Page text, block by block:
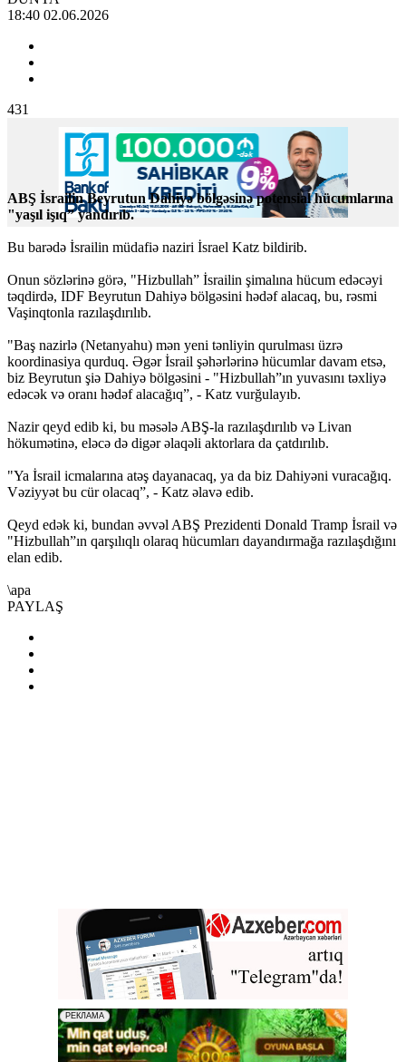
18:40 02.06.2026
431
ABŞ İsrailin Beyrutun Dahiyə bölgəsinə potensial hücumlarına
"yaşıl işıq” yandırıb.
Bu barədə İsrailin müdafiə naziri İsrael Katz bildirib.
Onun sözlərinə görə, "Hizbullah” İsrailin şimalına hücum edəcəyi
təqdirdə, IDF Beyrutun Dahiyə bölgəsini hədəf alacaq, bu, rəsmi
Vaşinqtonla razılaşdırılıb.
"Baş nazirlə (Netanyahu) mən yeni tənliyin qurulması üzrə
koordinasiya qurduq. Əgər İsrail şəhərlərinə hücumlar davam etsə,
biz Beyrutun şiə Dahiyə bölgəsini - "Hizbullah”ın yuvasını təxliyə
edəcək və oranı hədəf alacağıq”, - Katz vurğulayıb.
Nazir qeyd edib ki, bu məsələ ABŞ-la razılaşdırılıb və Livan
hökumətinə, eləcə də digər əlaqəli aktorlara da çatdırılıb.
"Ya İsrail icmalarına atəş dayanacaq, ya da biz Dahiyəni vuracağıq.
Vəziyyət bu cür olacaq”, - Katz əlavə edib.
Qeyd edək ki, bundan əvvəl ABŞ Prezidenti Donald Tramp İsrail və
"Hizbullah”ın qarşılıqlı olaraq hücumları dayandırmağa razılaşdığını
elan edib.
\apa
PAYLAŞ